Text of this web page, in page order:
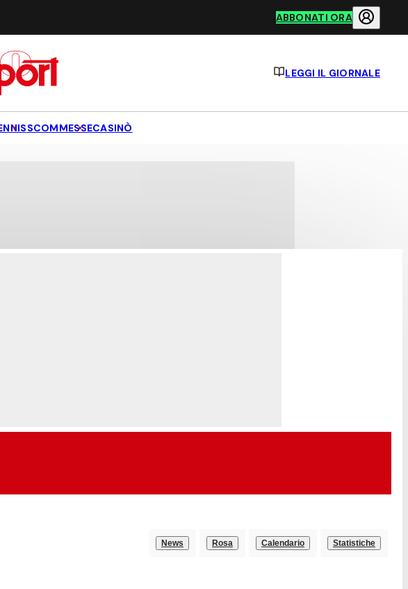
ABBONATI ORA
LEGGI IL GIORNALE
SCOMMESSECASINÒ
News Rosa Calendario Statistiche